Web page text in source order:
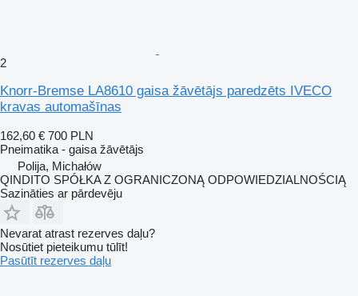
2
Knorr-Bremse LA8610 gaisa žāvētājs paredzēts IVECO
kravas automašīnas
162,60 € 700 PLN
Pneimatika - gaisa žāvētājs
Polija, Michałów
QINDITO SPÓŁKA Z OGRANICZONĄ ODPOWIEDZIALNOŚCIĄ
Sazināties ar pārdevēju
Nevarat atrast rezerves daļu?
Nosūtiet pieteikumu tūlīt!
Pasūtīt rezerves daļu